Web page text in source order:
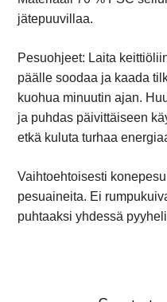
jätepuuvillaa.
Pesuohjeet: Laita
päälle soodaa ja kaada
kuohua minuutin ajan.
ja puhdas päivittäiseen
etkä kuluta turhaa
Vaihtoehtoisesti
pesuaineita. Ei
puhtaaksi yhdessä